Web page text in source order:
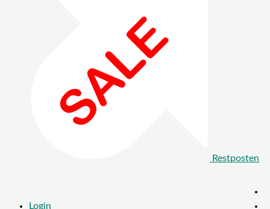
Restposten
Login